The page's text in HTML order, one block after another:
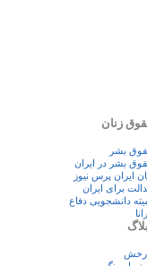
زنان
بشر
بشر در ایران
ايران پرس نيوز
برای ایران
دانشجویی دفاع